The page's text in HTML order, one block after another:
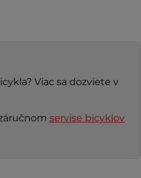
Viac sa dozviete v
servise bicyklov